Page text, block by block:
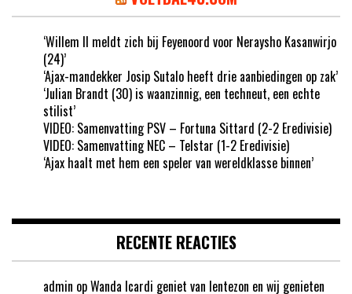
‘Willem II meldt zich bij Feyenoord voor Neraysho Kasanwirjo
(24)’
‘Ajax-mandekker Josip Sutalo heeft drie aanbiedingen op zak’
‘Julian Brandt (30) is waanzinnig, een techneut, een echte
stilist’
VIDEO: Samenvatting PSV – Fortuna Sittard (2-2 Eredivisie)
VIDEO: Samenvatting NEC – Telstar (1-2 Eredivisie)
‘Ajax haalt met hem een speler van wereldklasse binnen’
RECENTE REACTIES
admin opWanda Icardi geniet van lentezon en wij genieten